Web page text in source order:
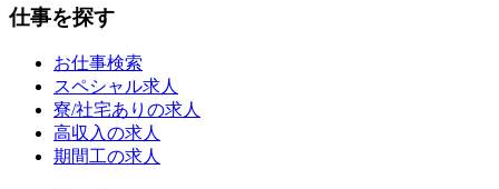
仕事を探す
お仕事検索
スペシャル求人
寮/社宅ありの求人
高収入の求人
期間工の求人